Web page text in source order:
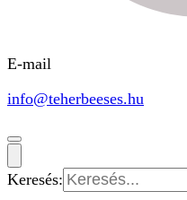
E-mail
info@teherbeeses.hu
Keresés: